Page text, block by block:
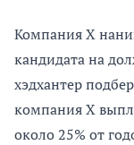
Компания X
кандидата на
хэдхантер
компания X
около 25% от